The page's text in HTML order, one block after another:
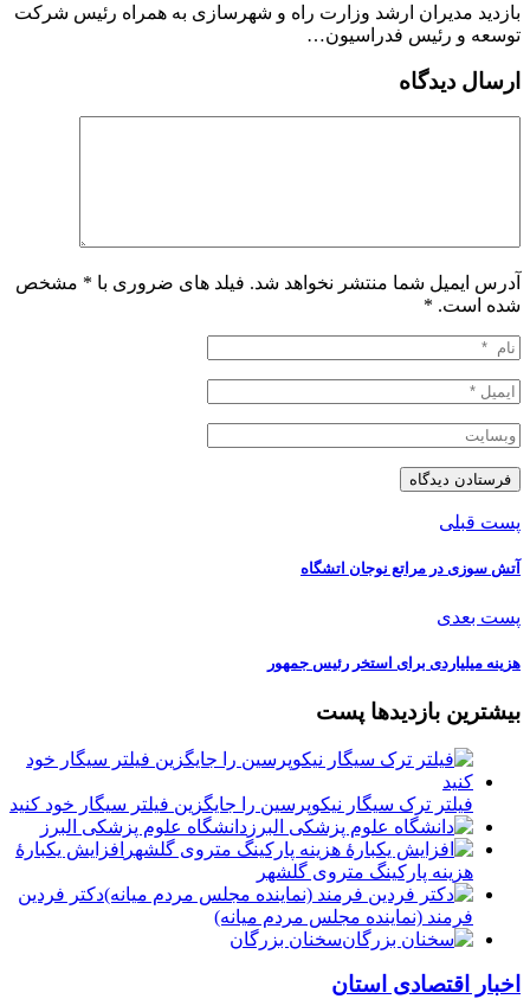
بازدید مدیران ارشد وزارت راه و شهرسازی به همراه رئیس شرکت
توسعه و رئیس فدراسیون…
ارسال دیدگاه
آدرس ایمیل شما منتشر نخواهد شد. فیلد های ضروری با * مشخص
شده است. *
پست قبلی
آتش سوزی در مراتع نوجان اتشگاه
پست بعدی
هزینه میلیاردی برای استخر رئیس جمهور
بیشترین بازدیدها پست
فیلتر ترک سیگار نیکوپرسین را جایگزین فیلتر سیگار خود کنید
دانشگاه علوم پزشکی البرز
افزایش یکبارۀ
هزینه پارکینگ متروی گلشهر
دكتر فردين
فرمند (نماينده مجلس مردم میانه)
سخنان بزرگان
اخبار اقتصادی استان